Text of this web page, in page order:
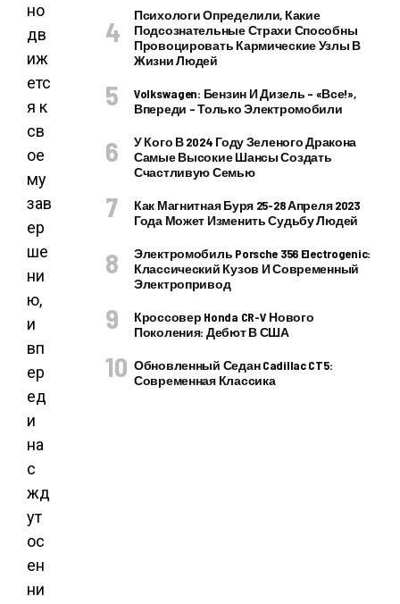
но
дв
иж
етс
я к
св
ое
му
зав
ер
ше
ни
ю,
и
вп
ер
ед
и
на
с
жд
ут
ос
ен
ни
Психологи Определили, Какие
Подсознательные Страхи Способны
Провоцировать Кармические Узлы В
Жизни Людей
Volkswagen: Бензин И Дизель – «все!»,
Впереди – Только Электромобили
У Кого В 2024 Году Зеленого Дракона
Самые Высокие Шансы Создать
Счастливую Семью
Как Магнитная Буря 25-28 Апреля 2023
Года Может Изменить Судьбу Людей
Электромобиль Porsche 356 Electrogenic:
Классический Кузов И Современный
Электропривод
Кроссовер Honda CR-V Нового
Поколения: Дебют В США
Обновленный Седан Cadillac CT5:
Современная Классика